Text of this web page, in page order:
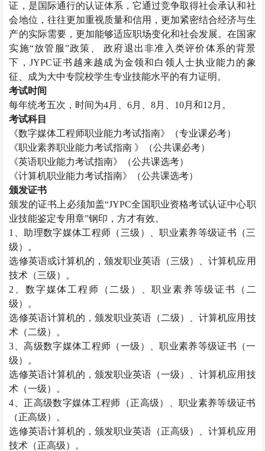
证，是国际通行的认证体系，它通过竞争取得社会承认和社
会地位，往往更加重视质量和信用，更加紧密结合经济与生
产的实际需要，更加能够适应职场变化和社会发展。在国家
实施“放管服”政策、 政府退出非准入类评价体系的背景
下， JYPC证书越来越成为金领和白领人士执业能力的象
征、成为大中专院校学生专业技能水平的有力证明。
考试时间
每年统考五次，时间为4月、6月、8月、 10月和12 月。
考试科目
《数字媒体工程师职业能力考试指南》（专业课必考）
《职业素养职业能力考试指南 》（公共课必考）
《英语职业能力考试指南》（公共课选考）
《计算机职业能力考试指南》（公共课选考）
颁发证书
颁发的证书上必须加盖“JYPC全国职业资格考试认证中心职
业技能鉴定专用章”钢印，方才有效。
1
、助理数字媒体工程师（三级）、职业素养等级证书（三
级）。
选修英语或计算机的，颁发职业英语（三级）、计算机应用
技术（三级）。
2 、数字媒体工程师（二级）、职业素养等级证书（二
级）。
选修英语计算机的，颁发职业英语（二级）、计算机应用技
术（二级）。
3 、高级数字媒体工程师（一级）、职业素养等级证书（一
级）。
选修英语计算机的，颁发职业英语（一级）、计算机应用技
术（一级）。
4 、正高级数字媒体工程师（正高级）、职业素养等级证书
（正高级）。
选修英语计算机的，颁发职业英语（正高级）、计算机应用
技术（正高级）。